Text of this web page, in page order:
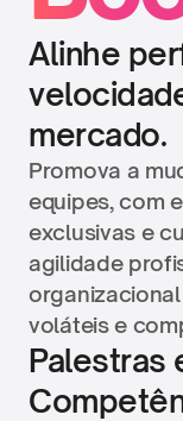
Alinhe
mercado.
Promova a
equipes, com
exclusivas e
agilidade
voláteis e
Palestras